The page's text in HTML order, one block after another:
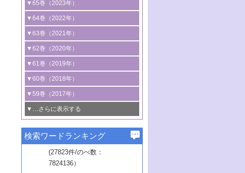
3号 有機分子変換やCO 資源化のための
光触媒に関する最近の研究
B号 第137回触媒討論会（2026年）
2号 水素製造のための水分解技術に関す
る最近の研究
3号 オレフィン系樹脂の精密合成に関す
る最新技術
4号 アルコール類の効率的変換を実現す
る非貴金属触媒の研究動向
5号 ゼオライトの合成と応用における研
究動向
6号 ヘテロ接合界面
B号 第135回触媒討論会（2025年）
1号 低次元ナノ構造を有する触媒材料
2号 規制反応場を活用した固体触媒研究
の新展開
3号 未踏分子変換を目指した酸化触媒プ
ロセスの最前線
4号 シンクロトロン放射光および中性子
線を利用した触媒解析技術の最先端
5号 単原子触媒
6号 参照触媒委員会からのお知らせ
B号 第133回触媒討論会（2023年）
▼65巻（2023年）
1号 炭素が関わる触媒機能
2号 プラスチックケミカルリサイクルの
ための触媒技術
3号 非酸化物系金属化合物を基盤とした
触媒材料の開発
4号 格子酸素・格子酸素欠陥を利用した
触媒反応
5号 生体触媒によるエネルギー変換反応
6号 窒素とリンの循環のための触媒・機
能性材料
▼64巻（2022年）
1号 合成ガス製造とCOを用いるケミカル
ズ合成の最新動向
2号 化学品合成のための合金触媒開発
3号 CO の排出削減および有効活用のた
めの触媒技術
4号 若手による情報発信企画～とびたて
若き触媒の研究者たち～（1）
若き触媒の研究者たち～（2）
6号 石油のノーブル・ユースを志向した
触媒技術
▼63巻（2021年）
1号 金触媒の新展開
2号 ペロブスカイト
3号 特殊反応場を利用した触媒的分子変
換反応
4号 多孔質材料を用いた触媒の新展開
5号 情報学的手法を用いた触媒開発
6号 カーボンニュートラルに向けた電解
技術
B号 第127回触媒討論会（2021年・オン
ライン開催(Zoom)のみ）
▼62巻（2020年）
1号 触媒設計を拓く欠陥構造のキャラク
タリゼーション
2号 機能化学品製造に資するクリーンな
触媒的酸化反応
3号 水処理のための触媒化学
4号 光触媒を用いた水分解の最新の研究
動向
5号 次世代の触媒プロセスを支えるマイ
▼61巻（2019年）
1号 物質移動制御に着目した触媒プロセ
ス開発
2号 CO2 フリー水素サプライチェーンに
関わる触媒開発動向
3号 精密高分子合成に関する最近の研究
動向
4号 バイオマス化成品製造のための触媒
▼60巻（2018年）
1号 固体酸触媒の最新の研究動向
2号 二酸化炭素からの有用化学品合成
3号 ナノ粒子・クラスター触媒の最前線
4号 60周年記念企画
5号 進化するゼオライト合成技術
6号 非貴金属系触媒における電気化学的
▼59巻（2017年）
1号 いたるところに，触媒
最先端技術
3号 無機分離膜材料の開発と触媒反応プ
ロセスへの適用
▼…さらに表示する
1号 ユニークな構造の高分子を生み出す触
2号 リグニンからの化成品製造に向けた触
▼57巻（2015年）
1号 水素キャリアにかかわる触媒技術の新
▼56巻（2014年）
検索ワードランキング
(27823件/のべ数：
7824136）